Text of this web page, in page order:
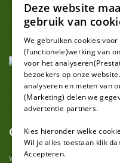
Over ons
Wij van robotmaaier-mesjes.nl
Deze website
gebruik van
We gebruiken cookies voor
(functionele)werking van
voor het
bezoekers op onze
analyseren en meten van
(Marketing) delen we
advertentie partners.
Kies hieronder welke
Wil je alles toestaan klik
Accepteren.